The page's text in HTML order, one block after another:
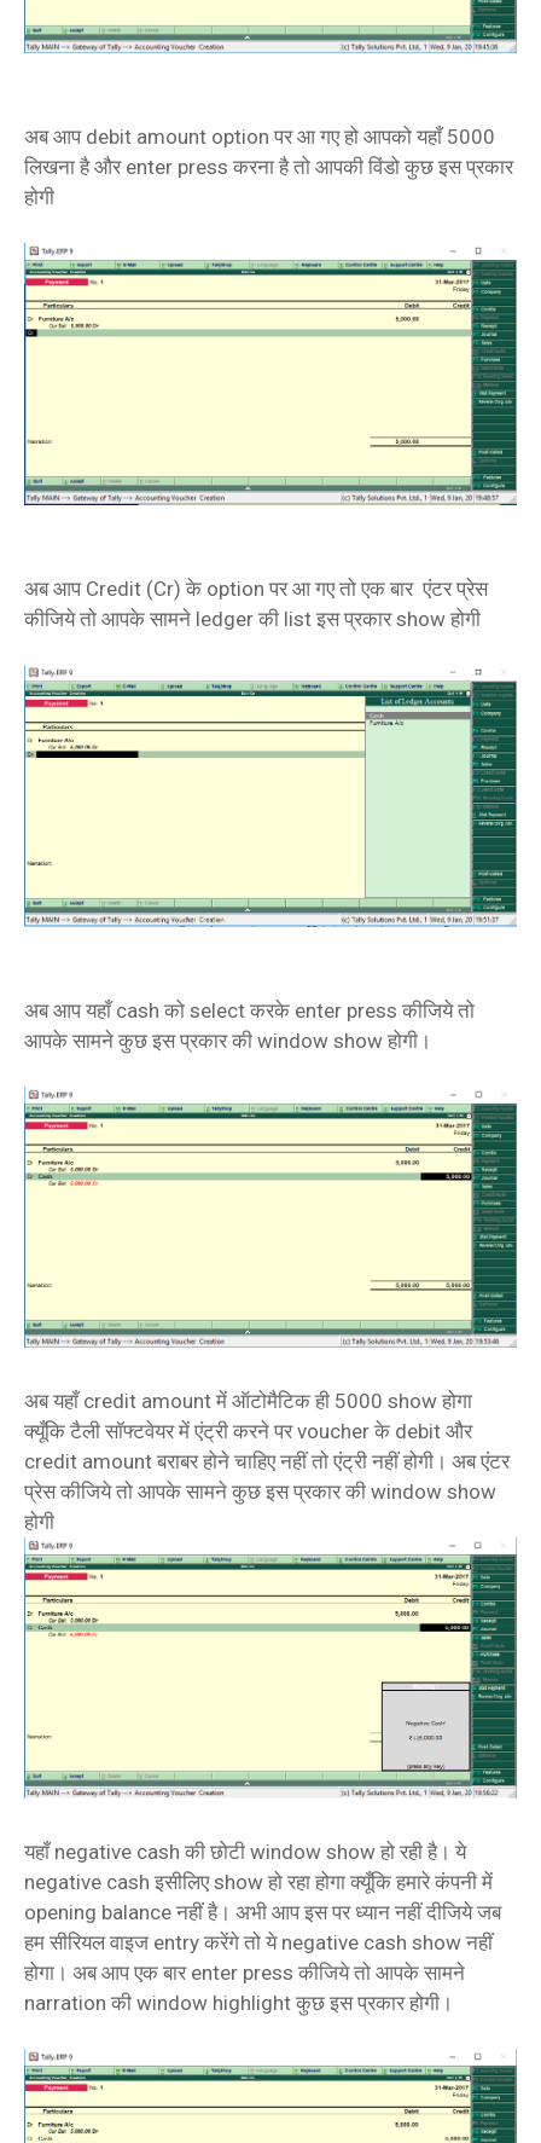
अब आप debit amount option पर आ गए हो आपको यहाँ 5000
लिखना है और enter press करना है तो आपकी विंडो कुछ इस प्रकार
होगी
अब आप Credit (Cr) के option पर आ गए तो एक बार एंटर प्रेस
कीजिये तो आपके सामने ledger की list इस प्रकार show होगी
अब आप यहाँ cash को select करके enter press कीजिये तो
आपके सामने कुछ इस प्रकार की window show होगी।
अब यहाँ credit amount में ऑटोमैटिक ही 5000 show होगा
क्यूँकि टैली सॉफ्टवेयर में एंट्री करने पर voucher के debit और
credit amount बराबर होने चाहिए नहीं तो एंट्री नहीं होगी। अब एंटर
प्रेस कीजिये तो आपके सामने कुछ इस प्रकार की window show
होगी
यहाँ negative cash की छोटी window show हो रही है। ये
negative cash इसीलिए show हो रहा होगा क्यूँकि हमारे कंपनी में
opening balance नहीं है। अभी आप इस पर ध्यान नहीं दीजिये जब
हम सीरियल वाइज entry करेंगे तो ये negative cash show नहीं
होगा। अब आप एक बार enter press कीजिये तो आपके सामने
narration की window highlight कुछ इस प्रकार होगी।